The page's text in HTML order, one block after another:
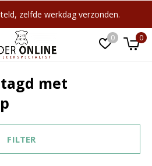
0 0
zelfde werkdag verzonden.
met
FILTER